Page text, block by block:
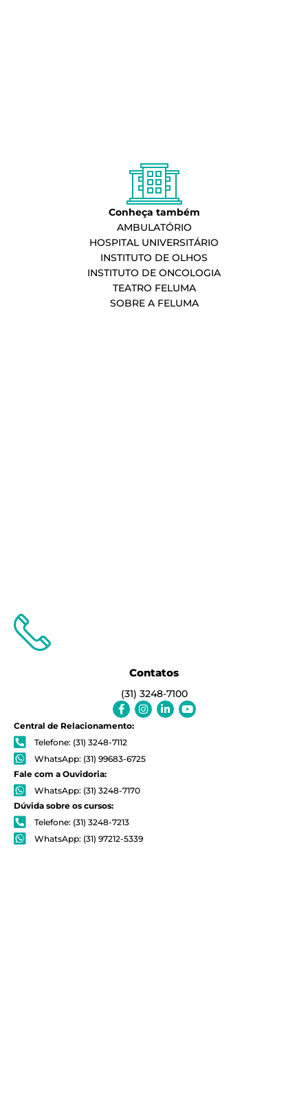
Conheça também
AMBULATÓRIO
HOSPITAL UNIVERSITÁRIO
INSTITUTO DE OLHOS
INSTITUTO DE ONCOLOGIA
TEATRO FELUMA
SOBRE A FELUMA
Contatos
(31) 3248-7100
Facebook-
f
Instagram
Linkedin-
in
Youtube
Central de Relacionamento:
Telefone: (31) 3248-7112
WhatsApp: (31) 99683-6725
Fale com a Ouvidoria:
WhatsApp: (31) 3248-7170
Dúvida sobre os cursos:
Telefone: (31) 3248-7213
WhatsApp: (31) 97212-5339